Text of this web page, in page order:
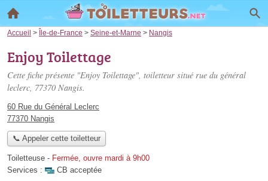
Accueil > Île-de-France > Seine-et-Marne > Nangis
Enjoy Toilettage
Cette fiche présente "Enjoy Toilettage", toiletteur situé rue du général
leclerc, 77370 Nangis.
60 Rue du Général Leclerc
77370 Nangis
📞 Appeler cette toiletteur
Toiletteuse - Fermée, ouvre mardi à 9h00
Services :
CB acceptée